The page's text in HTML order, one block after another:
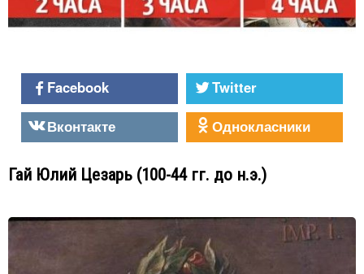
Facebook
Twitter
Вконтакте
Однокласники
Гай Юлий Цезарь (100-44 гг. до н.э.)